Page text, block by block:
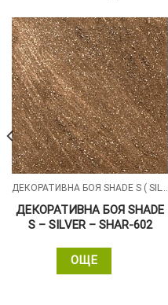
ДЕКОРАТИВНА БОЯ SHADE S ( SILVER , GOLD , ALUMIN ) СЪС ПЕРЛЕН ПЯСЪЧЕН ЕФЕКТ
ДЕКОРАТИВНА БОЯ SHADE
S – SILVER – SHAR-602
ОЩЕ